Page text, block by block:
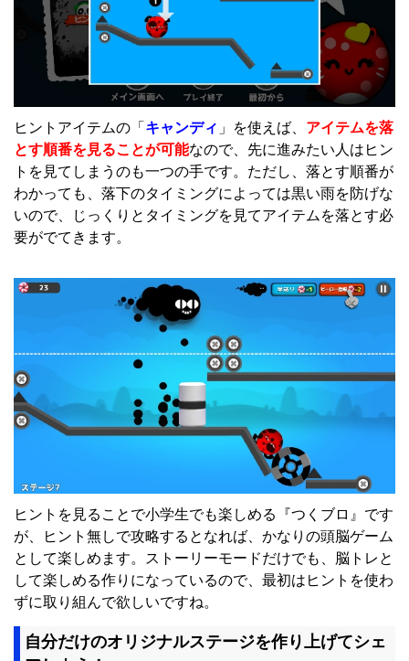
ヒントアイテムの「キャンディ 」を使えば、 アイテムを落
とす順番を見ることが可能なので、先に進みたい人はヒン
トを見てしまうのも一つの手です。ただし、落とす順番が
わかっても、落下のタイミングによっては黒い雨を防げな
いので、じっくりとタイミングを見てアイテムを落とす必
要がでてきます。
ヒントを見ることで小学生でも楽しめる『つくブロ』です
が、ヒント無しで攻略するとなれば、かなりの頭脳ゲーム
として楽しめます。ストーリーモードだけでも、脳トレと
して楽しめる作りになっているので、最初はヒントを使わ
ずに取り組んで欲しいですね。
自分だけのオリジナルステージを作り上げてシェ